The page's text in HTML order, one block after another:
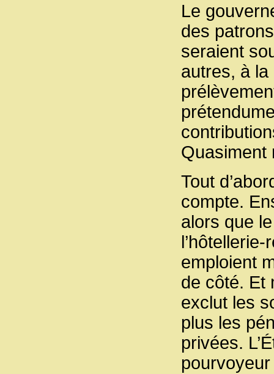
Le
des
seraient
autres, à la
Quasiment
Tout
compte.
alors que
emploient
de côté. Et
exclut les
plus les
privées.